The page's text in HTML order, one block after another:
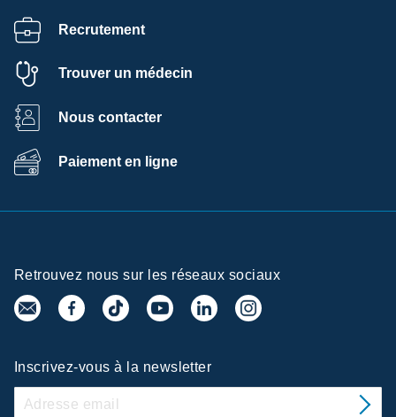
Recrutement
Trouver un médecin
Nous contacter
Paiement en ligne
Retrouvez nous sur les réseaux sociaux
Inscrivez-vous à la newsletter